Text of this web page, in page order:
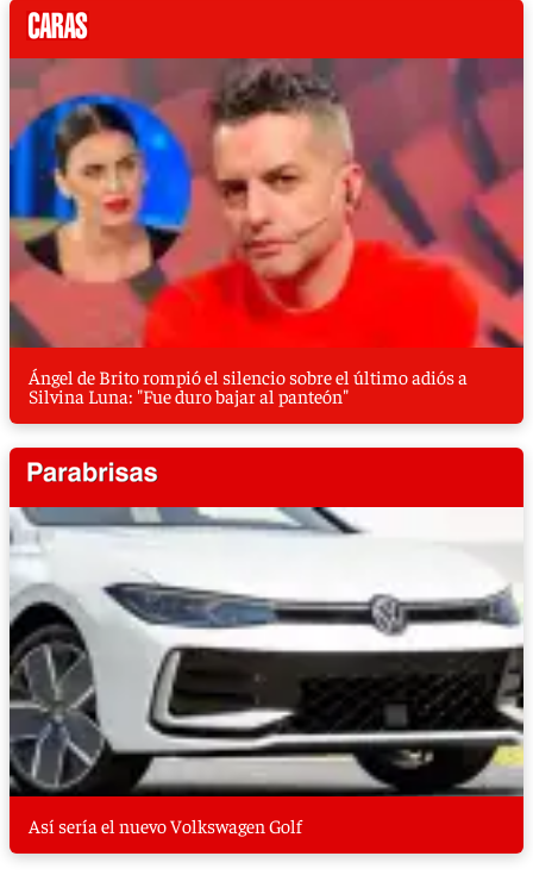
Ángel de Brito rompió el silencio sobre el último adiós a
Silvina Luna: "Fue duro bajar al panteón"
Así sería el nuevo Volkswagen Golf